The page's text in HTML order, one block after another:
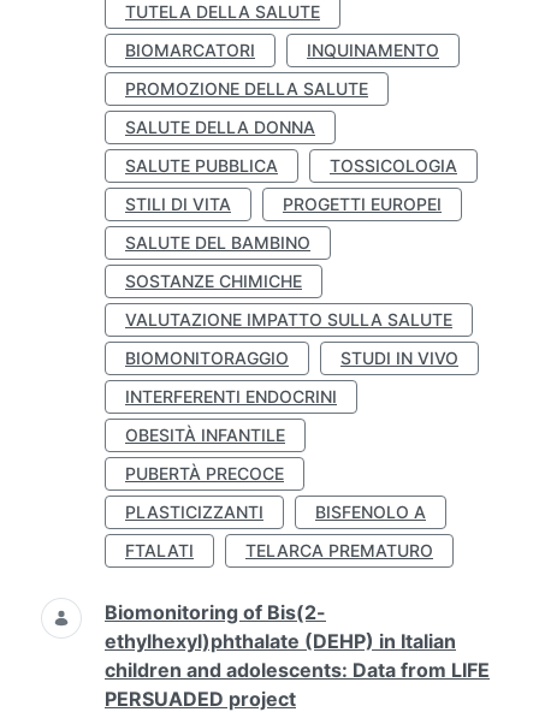
TUTELA DELLA SALUTE
BIOMARCATORI
INQUINAMENTO
PROMOZIONE DELLA SALUTE
SALUTE DELLA DONNA
SALUTE PUBBLICA
TOSSICOLOGIA
STILI DI VITA
PROGETTI EUROPEI
SALUTE DEL BAMBINO
SOSTANZE CHIMICHE
VALUTAZIONE IMPATTO SULLA SALUTE
BIOMONITORAGGIO
STUDI IN VIVO
INTERFERENTI ENDOCRINI
OBESITÀ INFANTILE
PUBERTÀ PRECOCE
PLASTICIZZANTI
BISFENOLO A
FTALATI
TELARCA PREMATURO
Biomonitoring of Bis(2-
ethylhexyl)phthalate (DEHP) in Italian
children and adolescents: Data from LIFE
PERSUADED project